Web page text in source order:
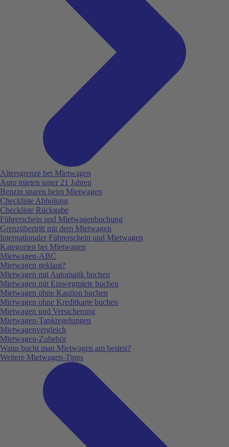
Altersgrenze bei Mietwagen
Auto mieten unter 21 Jahren
Benzin sparen beim Mietwagen
Checkliste Abholung
Checkliste Rückgabe
Führerschein und Mietwagenbuchung
Grenzübertritt mit dem Mietwagen
Internationaler Führerschein und Mietwagen
Kategorien bei Mietwagen
Mietwagen-ABC
Mietwagen geklaut?
Mietwagen mit Automatik buchen
Mietwagen mit Einwegmiete buchen
Mietwagen ohne Kaution buchen
Mietwagen ohne Kreditkarte buchen
Mietwagen und Versicherung
Mietwagen-Tankregelungen
Mietwagenvergleich
Mietwagen-Zubehör
Wann bucht man Mietwagen am besten?
Weitere Mietwagen-Tipps